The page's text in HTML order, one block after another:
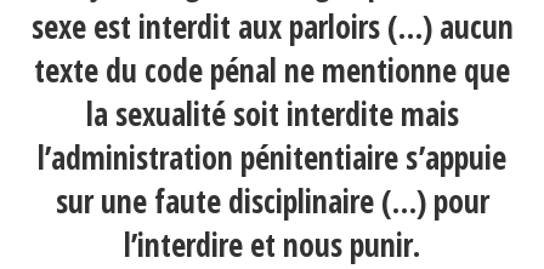
sexe est interdit aux parloirs (…) aucun
texte du code pénal ne mentionne que
la sexualité soit interdite mais
l’administration pénitentiaire s’appuie
sur une faute disciplinaire (…) pour
l’interdire et nous punir.